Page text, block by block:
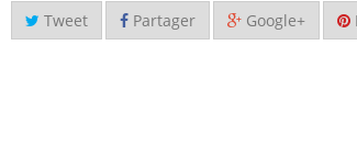
Tweet Partager Google+